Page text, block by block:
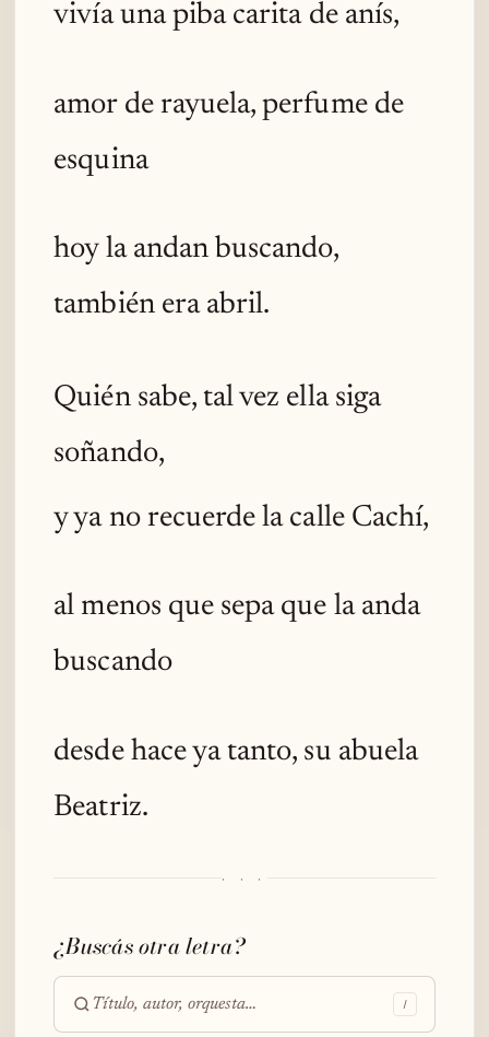
vivía una piba carita de anís,
amor de rayuela, perfume de
esquina
hoy la andan buscando,
también era abril.
Quién sabe, tal vez ella siga
soñando,
y ya no recuerde la calle Cachí,
al menos que sepa que la anda
buscando
desde hace ya tanto, su abuela
Beatriz.
· · ·
¿Buscás otra letra?
Buscar
/